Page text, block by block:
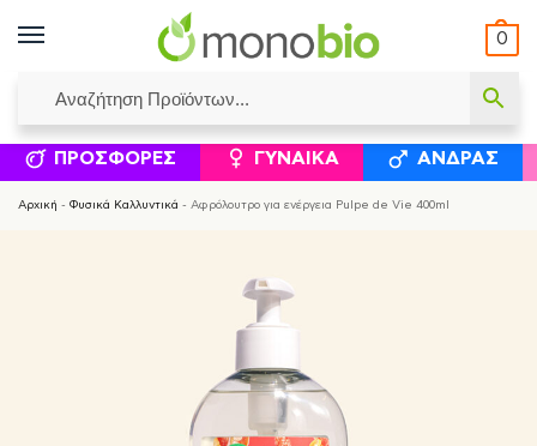
0
ΙΣΟΛΟΓΙΣΜΟΊ ΕΛΕΆΝΝΑ ΧΡΙΣΤΙΝΆΚΗ ΕΠΙΚΟΙΝΩΝΊΑ
ΣΥΜΠΛΗΡΏΜΑΤΑ ΔΙΑΤΡΟΦΉΣ ΦΥΣΙΚΆ
ΠΡΟΣΦΟΡΈΣ ΓΥΝΑΊΚΑ ΆΝΔΡΑΣ
Αρχική - Φυσικά Καλλυντικά - Αφρόλουτρο για ενέργεια Pulpe de Vie 400ml